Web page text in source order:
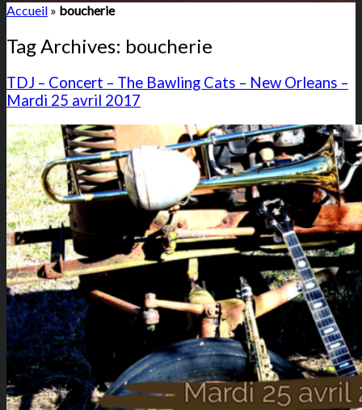
Accueil » boucherie
Tag Archives: boucherie
TDJ – Concert – The Bawling Cats – New Orleans –
Mardi 25 avril 2017